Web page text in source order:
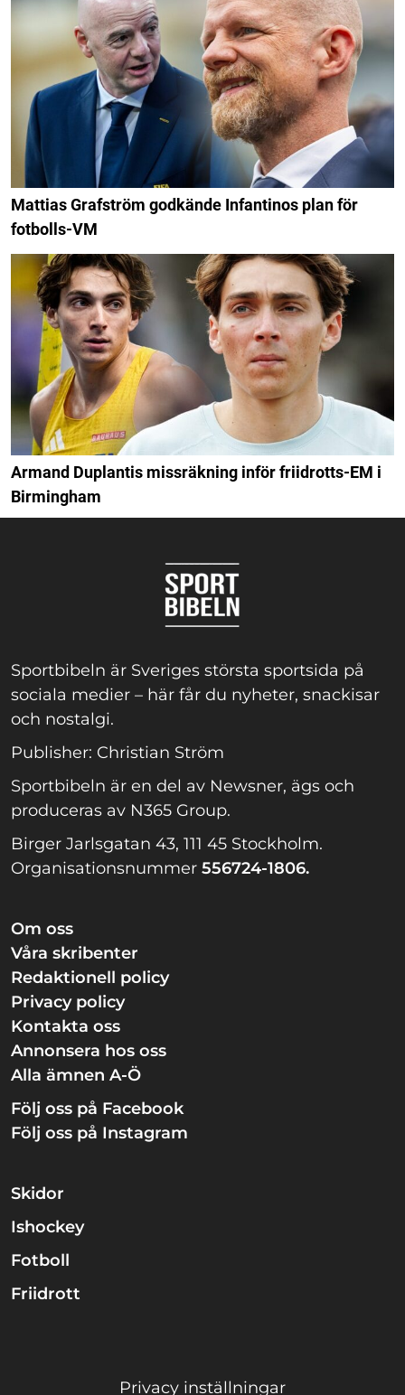
Mattias Grafström godkände Infantinos plan för
fotbolls-VM
Armand Duplantis missräkning inför friidrotts-EM i
Birmingham
Sportbibeln är Sveriges största sportsida på
sociala medier – här får du nyheter, snackisar
och nostalgi.
Publisher: Christian Ström
Sportbibeln är en del av Newsner, ägs och
produceras av N365 Group.
Birger Jarlsgatan 43, 111 45 Stockholm.
Organisationsnummer 556724-1806.
Om oss
Våra skribenter
Redaktionell policy
Privacy policy
Kontakta oss
Annonsera hos oss
Alla ämnen A-Ö
Följ oss på Facebook
Följ oss på Instagram
Skidor
Ishockey
Fotboll
Friidrott
Privacy inställningar